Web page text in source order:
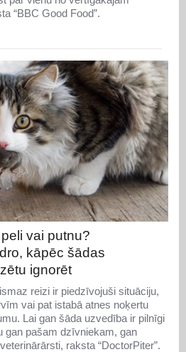
“BBC Good Food”.
vai putnu?
kāpēc šādas
ignorēt
reizi ir piedzīvojuši situāciju,
vai pat istabā atnes noķertu
Lai gan šāda uzvedība ir pilnīgi
gan pašam dzīvniekam, gan
raksta “DoctorPiter”.